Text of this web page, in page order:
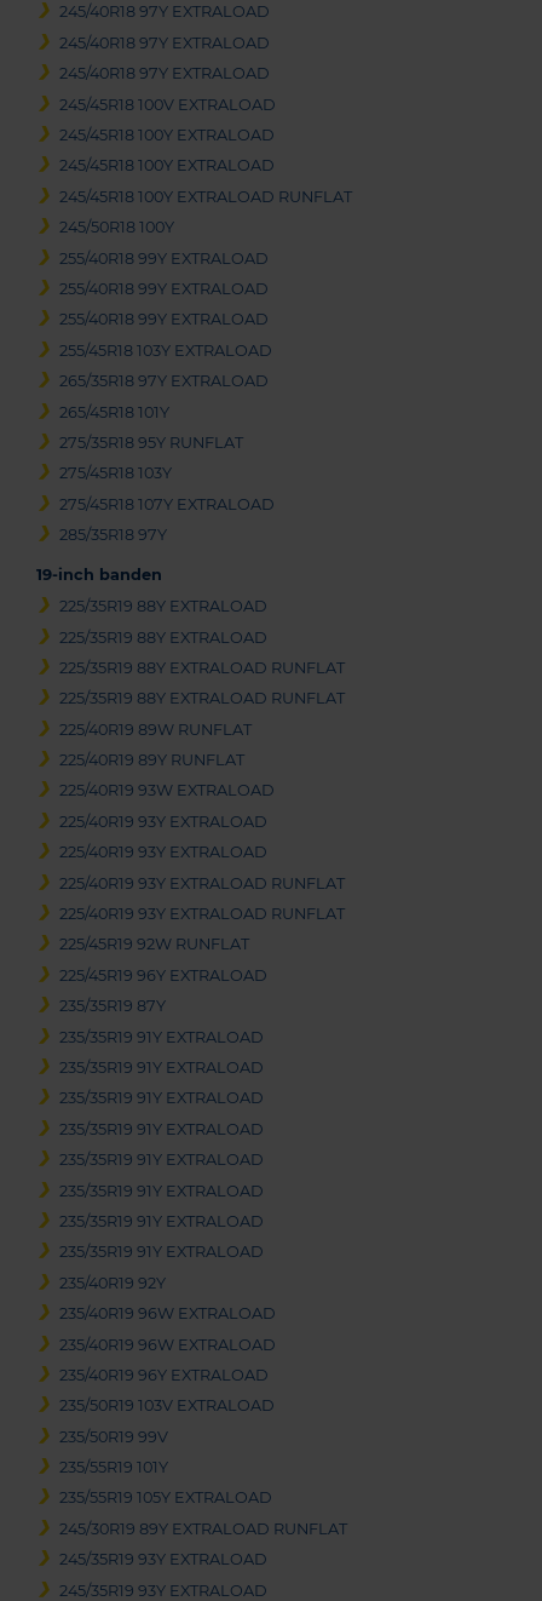
245/40R18 97Y EXTRALOAD
245/40R18 97Y EXTRALOAD
245/40R18 97Y EXTRALOAD
245/45R18 100V EXTRALOAD
245/45R18 100Y EXTRALOAD
245/45R18 100Y EXTRALOAD
245/45R18 100Y EXTRALOAD RUNFLAT
245/50R18 100Y
255/40R18 99Y EXTRALOAD
255/40R18 99Y EXTRALOAD
255/40R18 99Y EXTRALOAD
255/45R18 103Y EXTRALOAD
265/35R18 97Y EXTRALOAD
265/45R18 101Y
275/35R18 95Y RUNFLAT
275/45R18 103Y
275/45R18 107Y EXTRALOAD
285/35R18 97Y
19-inch banden
225/35R19 88Y EXTRALOAD
225/35R19 88Y EXTRALOAD
225/35R19 88Y EXTRALOAD RUNFLAT
225/35R19 88Y EXTRALOAD RUNFLAT
225/40R19 89W RUNFLAT
225/40R19 89Y RUNFLAT
225/40R19 93W EXTRALOAD
225/40R19 93Y EXTRALOAD
225/40R19 93Y EXTRALOAD
225/40R19 93Y EXTRALOAD RUNFLAT
225/40R19 93Y EXTRALOAD RUNFLAT
225/45R19 92W RUNFLAT
225/45R19 96Y EXTRALOAD
235/35R19 87Y
235/35R19 91Y EXTRALOAD
235/35R19 91Y EXTRALOAD
235/35R19 91Y EXTRALOAD
235/35R19 91Y EXTRALOAD
235/35R19 91Y EXTRALOAD
235/35R19 91Y EXTRALOAD
235/35R19 91Y EXTRALOAD
235/35R19 91Y EXTRALOAD
235/40R19 92Y
235/40R19 96W EXTRALOAD
235/40R19 96W EXTRALOAD
235/40R19 96Y EXTRALOAD
235/50R19 103V EXTRALOAD
235/50R19 99V
235/55R19 101Y
235/55R19 105Y EXTRALOAD
245/30R19 89Y EXTRALOAD RUNFLAT
245/35R19 93Y EXTRALOAD
245/35R19 93Y EXTRALOAD